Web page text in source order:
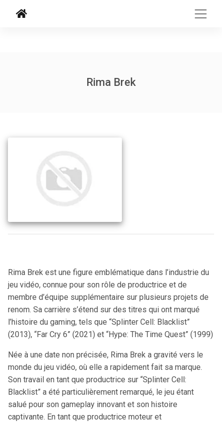
Rima Brek
Rima Brek est une figure emblématique dans l’industrie du
jeu vidéo, connue pour son rôle de productrice et de
membre d’équipe supplémentaire sur plusieurs projets de
renom. Sa carrière s’étend sur des titres qui ont marqué
l’histoire du gaming, tels que “Splinter Cell: Blacklist”
(2013), “Far Cry 6” (2021) et “Hype: The Time Quest” (1999)
Née à une date non précisée, Rima Brek a gravité vers le
monde du jeu vidéo, où elle a rapidement fait sa marque.
Son travail en tant que productrice sur “Splinter Cell:
Blacklist” a été particulièrement remarqué, le jeu étant
salué pour son gameplay innovant et son histoire
captivante. En tant que productrice moteur et